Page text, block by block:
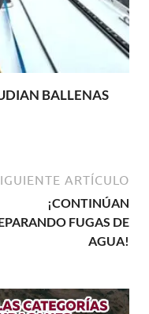
BALLENAS
ARTÍCULO
¡CONTINÚAN
FUGAS DE
AGUA!